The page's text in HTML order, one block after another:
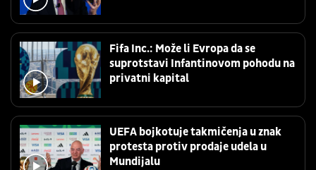
Fifa Inc.: Može li Evropa da se
suprotstavi Infantinovom pohodu na
privatni kapital
UEFA bojkotuje takmičenja u znak
protesta protiv prodaje udela u
Mundijalu